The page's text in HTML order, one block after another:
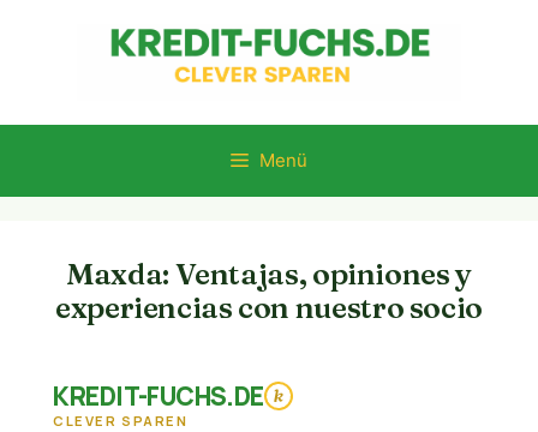
Menü
Maxda: Ventajas, opiniones y
experiencias con nuestro socio
KREDIT-FUCHS.DE k
CLEVER SPAREN